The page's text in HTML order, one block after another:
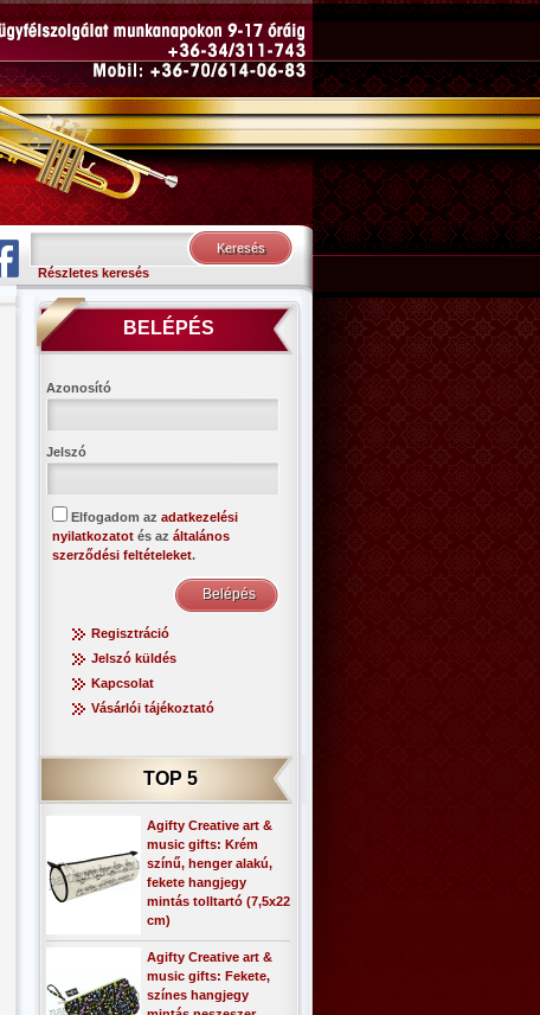
Részletes keresés
BELÉPÉS
Azonosító
Jelszó
Elfogadom az adatkezelési
nyilatkozatot és az általános
szerződési feltételeket.
Regisztráció
Jelszó küldés
Kapcsolat
Vásárlói tájékoztató
TOP 5
Agifty Creative art &
music gifts: Krém
színű, henger alakú,
fekete hangjegy
mintás tolltartó (7,5x22
cm)
Agifty Creative art &
music gifts: Fekete,
színes hangjegy